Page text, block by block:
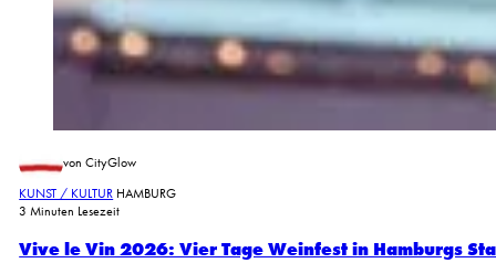
von CityGlow
KUNST / KULTUR HAMBURG
3 Minuten Lesezeit
Vive le Vin 2026: Vier Tage Weinfest in Hamburgs